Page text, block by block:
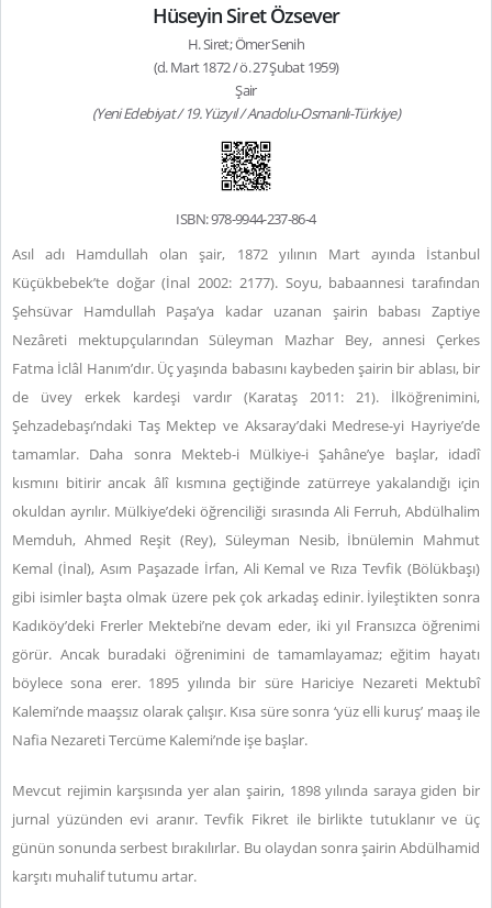
Hüseyin Siret Özsever
H. Siret; Ömer Senih
(d. Mart 1872 / ö. 27 Şubat 1959)
Şair
(Yeni Edebiyat / 19. Yüzyıl / Anadolu-Osmanlı-Türkiye)
ISBN: 978-9944-237-86-4
Asıl adı Hamdullah olan şair, 1872 yılının Mart ayında İstanbul
Küçükbebek’te doğar (İnal 2002: 2177). Soyu, babaannesi tarafından
Şehsüvar Hamdullah Paşa’ya kadar uzanan şairin babası Zaptiye
Nezâreti mektupçularından Süleyman Mazhar Bey, annesi Çerkes
Fatma İclâl Hanım’dır. Üç yaşında babasını kaybeden şairin bir ablası, bir
de üvey erkek kardeşi vardır (Karataş 2011: 21). İlköğrenimini,
Şehzadebaşı’ndaki Taş Mektep ve Aksaray’daki Medrese-yi Hayriye’de
tamamlar. Daha sonra Mekteb-i Mülkiye-i Şahâne’ye başlar, idadî
kısmını bitirir ancak âlî kısmına geçtiğinde zatürreye yakalandığı için
okuldan ayrılır. Mülkiye’deki öğrenciliği sırasında Ali Ferruh, Abdülhalim
Memduh, Ahmed Reşit (Rey), Süleyman Nesib, İbnülemin Mahmut
Kemal (İnal), Asım Paşazade İrfan, Ali Kemal ve Rıza Tevfik (Bölükbaşı)
gibi isimler başta olmak üzere pek çok arkadaş edinir. İyileştikten sonra
Kadıköy’deki Frerler Mektebi’ne devam eder, iki yıl Fransızca öğrenimi
görür. Ancak buradaki öğrenimini de tamamlayamaz; eğitim hayatı
böylece sona erer. 1895 yılında bir süre Hariciye Nezareti Mektubî
Kalemi’nde maaşsız olarak çalışır. Kısa süre sonra ‘yüz elli kuruş’ maaş ile
Nafia Nezareti Tercüme Kalemi’nde işe başlar.
Mevcut rejimin karşısında yer alan şairin, 1898 yılında saraya giden bir
jurnal yüzünden evi aranır. Tevfik Fikret ile birlikte tutuklanır ve üç
günün sonunda serbest bırakılırlar. Bu olaydan sonra şairin Abdülhamid
karşıtı muhalif tutumu artar.